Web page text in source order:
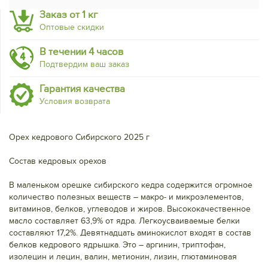
Заказ от 1 кг
Оптовые скидки
В течении 4 часов
Подтвердим ваш заказ
Гарантия качества
Условия возврата
Орех кедрового Сибирского 2025 г
Состав кедровых орехов
В маленьком орешке сибирского кедра содержится огромное
количество полезных веществ – макро- и микроэлементов,
витаминов, белков, углеводов и жиров. Высококачественное
масло составляет 63,9% от ядра. Легкоусваиваемые белки
составляют 17,2%. Девятнадцать аминокислот входят в состав
белков кедрового ядрышка. Это – аргинин, триптофан,
изолецин и лецин, валин, метионин, лизин, глютаминовая